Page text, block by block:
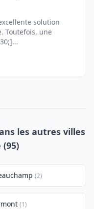
solution
Toutefois, une
les autres villes
(2)
(1)